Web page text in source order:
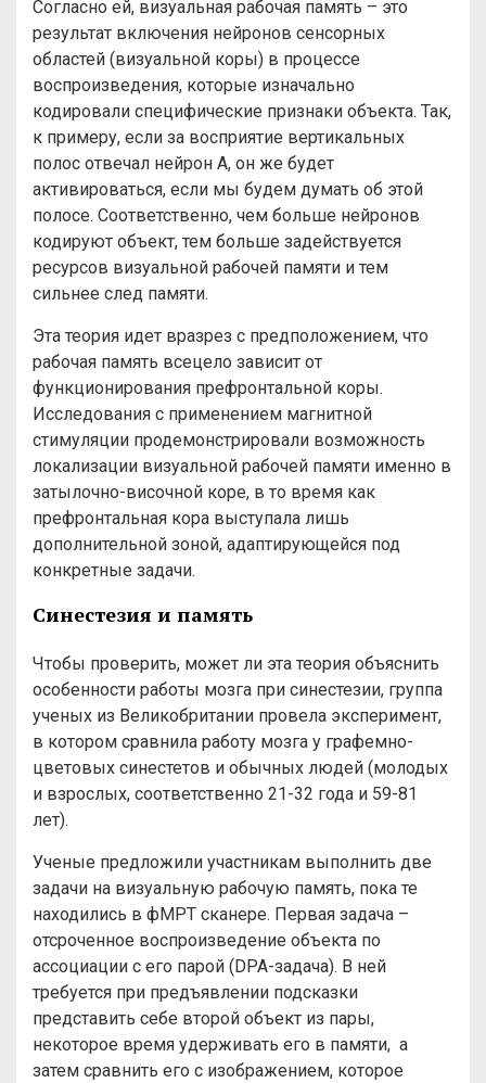
Согласно ей, визуальная рабочая память – это
результат включения нейронов сенсорных
областей (визуальной коры) в процессе
воспроизведения, которые изначально
кодировали специфические признаки объекта. Так,
к примеру, если за восприятие вертикальных
полос отвечал нейрон А, он же будет
активироваться, если мы будем думать об этой
полосе. Соответственно, чем больше нейронов
кодируют объект, тем больше задействуется
ресурсов визуальной рабочей памяти и тем
сильнее след памяти.
Эта теория идет вразрез с предположением, что
рабочая память всецело зависит от
функционирования префронтальной коры.
Исследования с применением магнитной
стимуляции продемонстрировали возможность
локализации визуальной рабочей памяти именно в
затылочно-височной коре, в то время как
префронтальная кора выступала лишь
дополнительной зоной, адаптирующейся под
конкретные задачи.
Синестезия и память
Чтобы проверить, может ли эта теория объяснить
особенности работы мозга при синестезии, группа
ученых из Великобритании провела эксперимент,
в котором сравнила работу мозга у графемно-
цветовых синестетов и обычных людей (молодых
и взрослых, соответственно 21-32 года и 59-81
лет).
Ученые предложили участникам выполнить две
задачи на визуальную рабочую память, пока те
находились в фМРТ сканере. Первая задача –
отсроченное воспроизведение объекта по
ассоциации с его парой (DPA-задача). В ней
требуется при предъявлении подсказки
представить себе второй объект из пары,
некоторое время удерживать его в памяти, а
затем сравнить его с изображением, которое